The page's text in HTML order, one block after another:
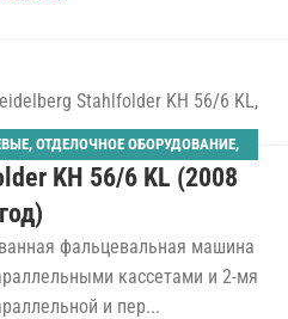
, ОТДЕЛОЧНОЕ ОБОРУДОВАНИЕ,
ФАЛЬЦЕВАЛЬНЫЕ
KH 56/6 KL (2008
год)
фальцевальная машина
кассетами и 2-мя
и пер...